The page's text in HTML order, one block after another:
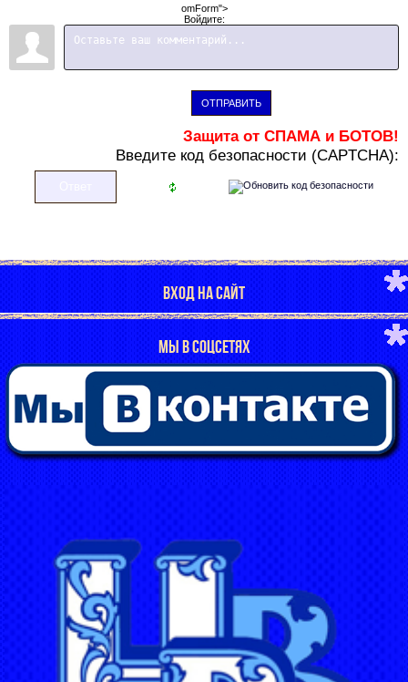
omForm">
Войдите:
ОТПРАВИТЬ
Защита от СПАМА и БОТОВ!
Введите код безопасности (CAPTCHA):
ВХОД НА САЙТ
МЫ В СОЦСЕТЯХ